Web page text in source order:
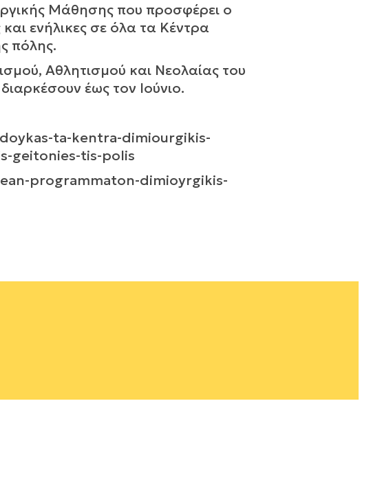
Μάθησης που προσφέρει ο
ενήλικες σε όλα τα Κέντρα
πόλης.
Αθλητισμού και Νεολαίας του
έως τον Ιούνιο.
ta-kentra-dimiourgikis-
geitonies-tis-polis
programmaton-dimioyrgikis-